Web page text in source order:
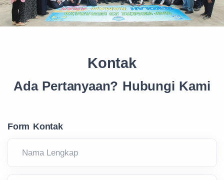
Kontak
Ada Pertanyaan? Hubungi Kami
Form Kontak